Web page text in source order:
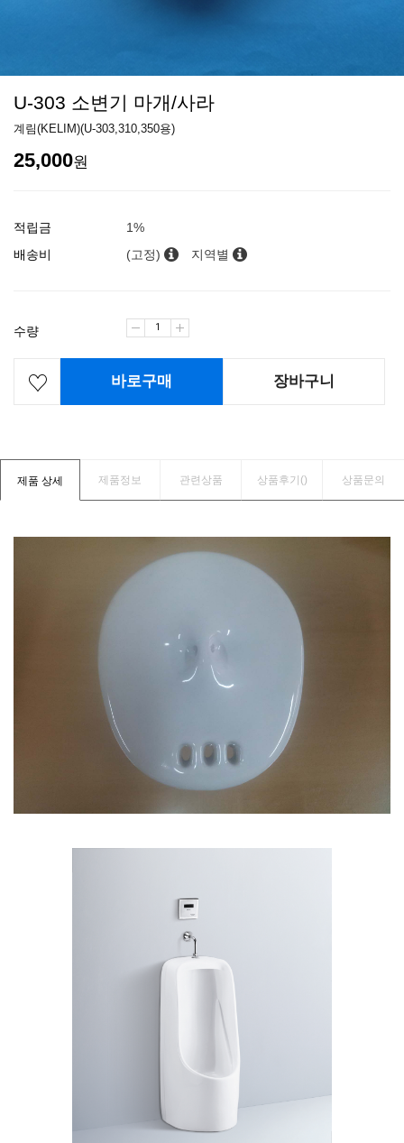
U-303 소변기 마개/사라
계림(KELIM)(U-303,310,350용)
25,000원
적립금
1%
배송비
(고정) 지역별
수량
바로구매 장바구니
제품 상세 제품정보 관련상품 상품후기() 상품문의